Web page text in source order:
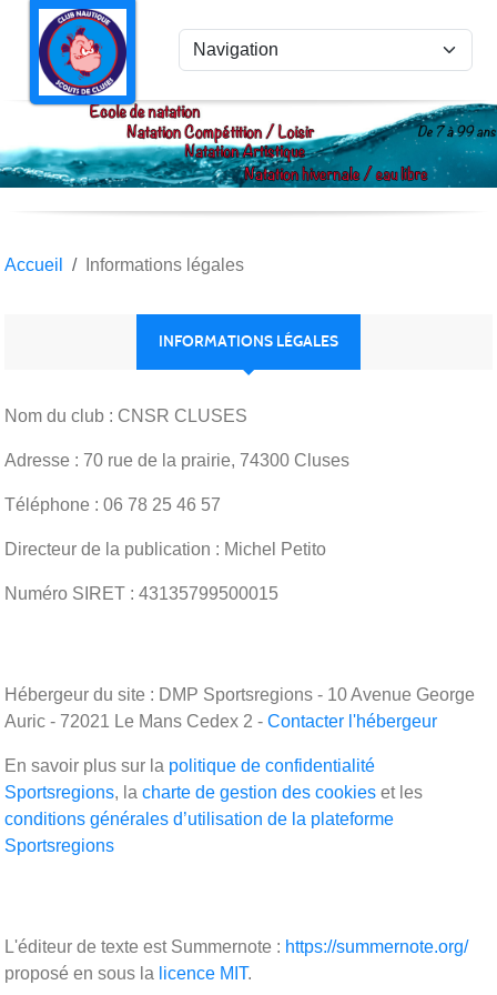
Accueil Informations légales
INFORMATIONS LÉGALES
Nom du club : CNSR CLUSES
Adresse : 70 rue de la prairie, 74300 Cluses
Téléphone : 06 78 25 46 57
Directeur de la publication : Michel Petito
Numéro SIRET : 43135799500015
Hébergeur du site : DMP Sportsregions - 10 Avenue George
Auric - 72021 Le Mans Cedex 2 - Contacter l'hébergeur
En savoir plus sur la politique de confidentialité
Sportsregions, la charte de gestion des cookies et les
conditions générales d’utilisation de la plateforme
Sportsregions
L'éditeur de texte est Summernote : https://summernote.org/
proposé en sous la licence MIT.
Panneau de gestion des cookies